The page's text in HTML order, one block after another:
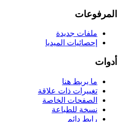
المرفوعات
ملفات جديدة
إحصائيات الميديا
أدوات
ما يربط هنا
تغييرات ذات علاقة
الصفحات الخاصة
نسخة للطباعة
رابط دائم